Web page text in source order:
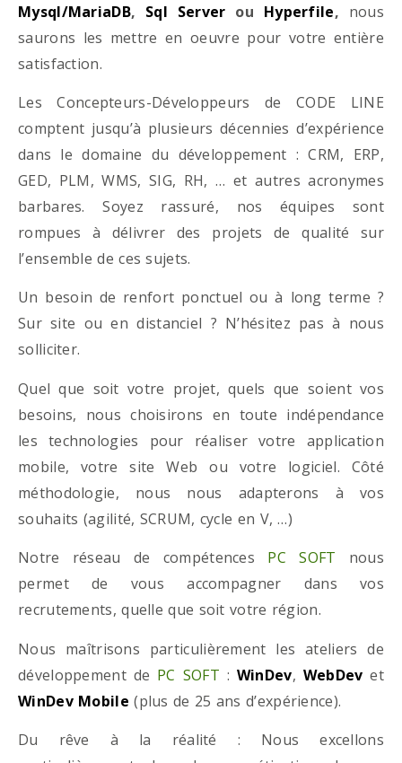
Mysql/MariaDB, Sql Server ou Hyperfile, nous
saurons les mettre en oeuvre pour votre entière
satisfaction.
Les Concepteurs-Développeurs de CODE LINE
comptent jusqu’à plusieurs décennies d’expérience
dans le domaine du développement : CRM, ERP,
GED, PLM, WMS, SIG, RH, … et autres acronymes
barbares. Soyez rassuré, nos équipes sont
rompues à délivrer des projets de qualité sur
l’ensemble de ces sujets.
Un besoin de renfort ponctuel ou à long terme ?
Sur site ou en distanciel ? N’hésitez pas à nous
solliciter.
Quel que soit votre projet, quels que soient vos
besoins, nous choisirons en toute indépendance
les technologies pour réaliser votre application
mobile, votre site Web ou votre logiciel. Côté
méthodologie, nous nous adapterons à vos
souhaits (agilité, SCRUM, cycle en V, …)
Notre réseau de compétences PC SOFT nous
permet de vous accompagner dans vos
recrutements, quelle que soit votre région.
Nous maîtrisons particulièrement les ateliers de
développement de PC SOFT : WinDev, WebDev et
WinDev Mobile (plus de 25 ans d’expérience).
Du rêve à la réalité : Nous excellons